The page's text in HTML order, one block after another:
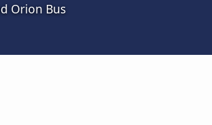
Orion Bus